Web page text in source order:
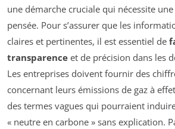
une démarche cruciale qui nécessite
pensée. Pour s’assurer que les
claires et pertinentes, il est essentiel de
transparence et de précision dans les
Les entreprises doivent fournir des
concernant leurs émissions de gaz à
des termes vagues qui pourraient
« neutre en carbone » sans explication.